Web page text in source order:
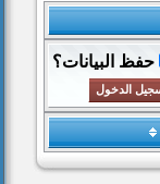
حفظ البيانات؟